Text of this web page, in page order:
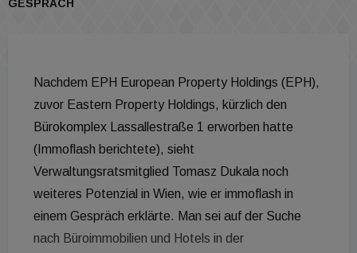
GESPRÄCH
Nachdem EPH European Property Holdings (EPH),
zuvor Eastern Property Holdings, kürzlich den
Bürokomplex Lassallestraße 1 erworben hatte
(Immoflash berichtete), sieht
Verwaltungsratsmitglied Tomasz Dukala noch
weiteres Potenzial in Wien, wie er immoflash in
einem Gespräch erklärte. Man sei auf der Suche
nach Büroimmobilien und Hotels in der